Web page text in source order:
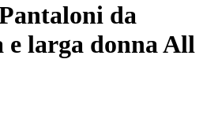
da
e larga donna All